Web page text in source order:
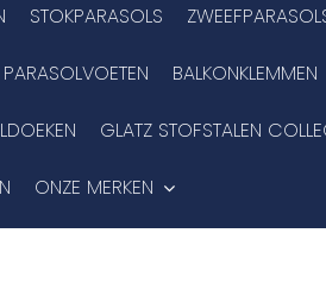
STOKPARASOLS
PARASOLVOETEN BALKONKLEMMEN
GLATZ STOFSTALEN
ONZE MERKEN